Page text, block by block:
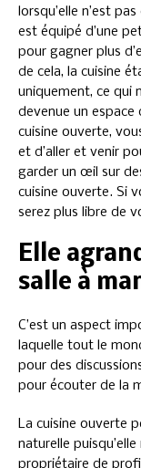
lorsqu’elle n’est
est équipé d’une
pour gagner plus
de cela, la cuisine
uniquement, ce qui
devenue un
cuisine ouverte,
et d’aller et venir
garder un œil sur
cuisine ouverte. Si
serez plus libre de
Elle
salle à
C’est un aspect
laquelle tout le
pour des
pour écouter de la
La cuisine ouverte
naturelle
propriétaire de